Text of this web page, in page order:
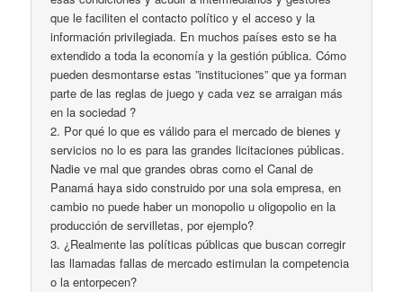
que le faciliten el contacto político y el acceso y la
información privilegiada. En muchos países esto se ha
extendido a toda la economía y la gestión pública. Cómo
pueden desmontarse estas ”instituciones” que ya forman
parte de las reglas de juego y cada vez se arraigan más
en la sociedad ?
2. Por qué lo que es válido para el mercado de bienes y
servicios no lo es para las grandes licitaciones públicas.
Nadie ve mal que grandes obras como el Canal de
Panamá haya sido construido por una sola empresa, en
cambio no puede haber un monopolio u oligopolio en la
producción de servilletas, por ejemplo?
3. ¿Realmente las políticas públicas que buscan corregir
las llamadas fallas de mercado estimulan la competencia
o la entorpecen?